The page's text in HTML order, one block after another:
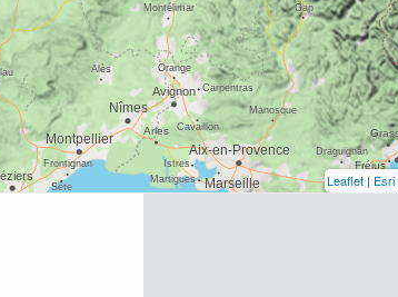
Leaflet | Esri